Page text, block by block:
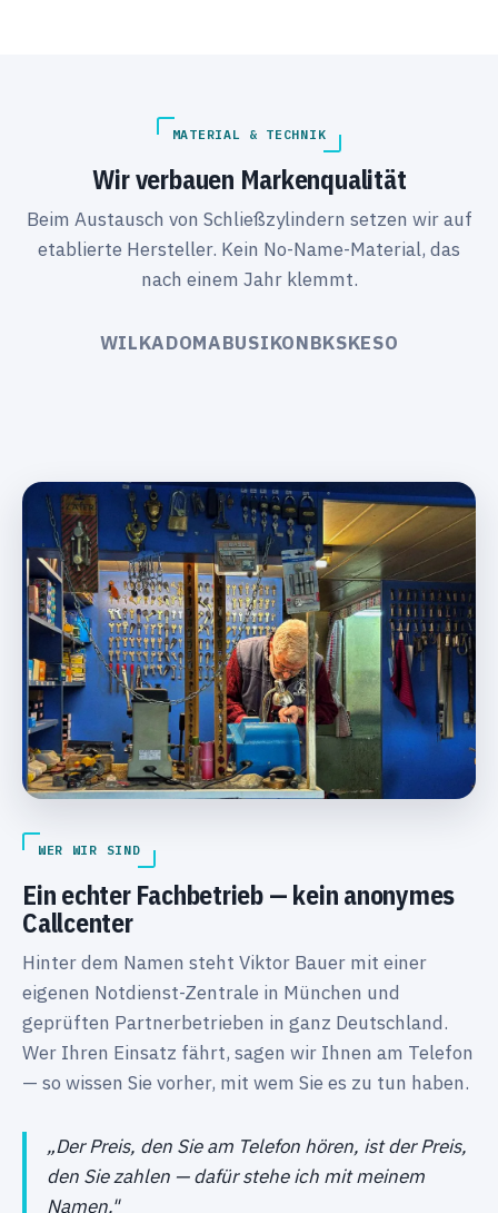
MATERIAL & TECHNIK
Wir verbauen Markenqualität
Beim Austausch von Schließzylindern setzen wir auf
etablierte Hersteller. Kein No-Name-Material, das
nach einem Jahr klemmt.
WILKADOMABUSIKONBKSKESO
WER WIR SIND
Ein echter Fachbetrieb — kein anonymes
Callcenter
Hinter dem Namen steht Viktor Bauer mit einer
eigenen Notdienst-Zentrale in München und
geprüften Partnerbetrieben in ganz Deutschland.
Wer Ihren Einsatz fährt, sagen wir Ihnen am Telefon
— so wissen Sie vorher, mit wem Sie es zu tun haben.
„Der Preis, den Sie am Telefon hören, ist der Preis,
den Sie zahlen — dafür stehe ich mit meinem
Namen."